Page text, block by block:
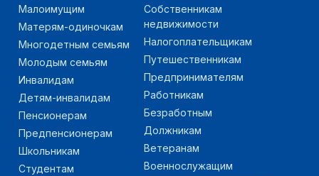
Малоимущим
Матерям-одиночкам
Многодетным семьям
Молодым семьям
Инвалидам
Детям-инвалидам
Пенсионерам
Предпенсионерам
Школьникам
Студентам
Собственникам
недвижимости
Налогоплательщикам
Путешественникам
Предпринимателям
Работникам
Безработным
Должникам
Ветеранам
Военнослужащим